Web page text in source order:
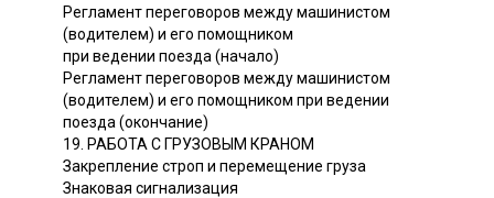
Регламент переговоров между машинистом
(водителем) и его помощником
при ведении поезда (начало)
Регламент переговоров между машинистом
(водителем) и его помощником при ведении
поезда (окончание)
19. РАБОТА С ГРУЗОВЫМ КРАНОМ
Закрепление строп и перемещение груза
Знаковая сигнализация